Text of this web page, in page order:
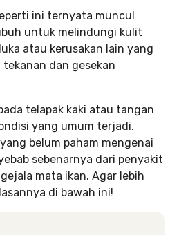
ini ternyata muncul
untuk melindungi kulit
atau kerusakan lain yang
dan gesekan
telapak kaki atau tangan
yang umum terjadi.
belum paham mengenai
sebenarnya dari penyakit
mata ikan. Agar lebih
di bawah ini!